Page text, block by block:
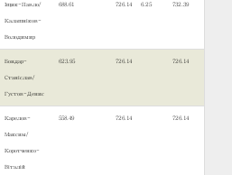
Іщик-Павло/
Калашніков-
Володимир
688.61 726.14 6.25 732.39
Бондар-
Станіслав/
Густов-Денис
623.95 726.14 726.14
Карелов-
Максим/
Коротченко-
Віталій
558.49 726.14 726.14